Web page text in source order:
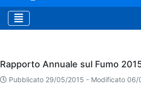
Eventi
Rapporto Annuale sul Fumo
Pubblicato 29/05/2015 - Modificato 06/